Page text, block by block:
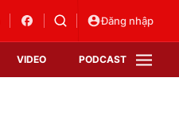
Đăng nhập
VIDEO PODCAST